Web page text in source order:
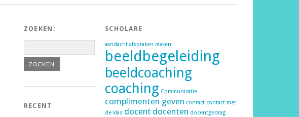
ZOEKEN:
RECENT
SCHOLARE
aandacht afspraken maken
beeldbegeleiding
beeldcoaching
coaching Communicatie
complimenten geven contact contact met
de klas docent docenten docentgedrag